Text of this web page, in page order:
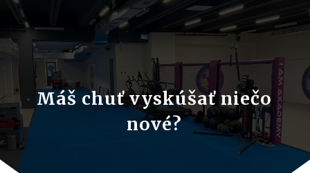
Máš chuť vyskúšať niečo
nové?